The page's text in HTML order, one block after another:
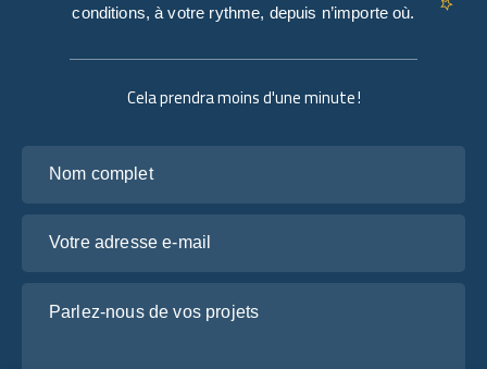
Cela prendra moins d'une minute !
conditions, à votre rythme, depuis n’importe où.